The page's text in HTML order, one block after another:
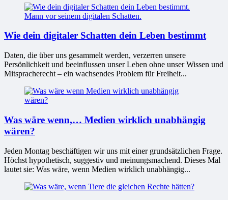
Wie dein digitaler Schatten dein Leben bestimmt
Daten, die über uns gesammelt werden, verzerren unsere
Persönlichkeit und beeinflussen unser Leben ohne unser Wissen und
Mitspracherecht – ein wachsendes Problem für Freiheit...
Was wäre wenn,… Medien wirklich unabhängig
wären?
Jeden Montag beschäftigen wir uns mit einer grundsätzlichen Frage.
Höchst hypothetisch, suggestiv und meinungsmachend. Dieses Mal
lautet sie: Was wäre, wenn Medien wirklich unabhängig...